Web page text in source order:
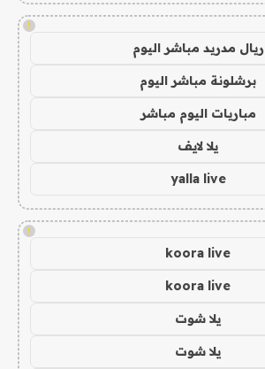
!
ريال مدريد مباشر اليوم
برشلونة مباشر اليوم
مباريات اليوم مباشر
يلا لايف
yalla live
!
koora live
koora live
يلا شوت
يلا شوت